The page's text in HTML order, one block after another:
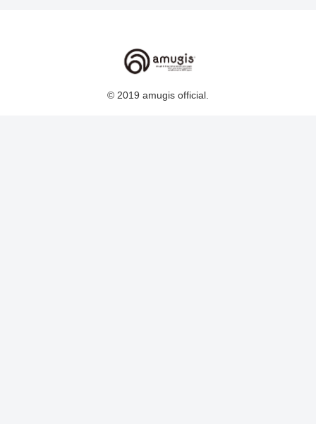
© 2019 amugis official.